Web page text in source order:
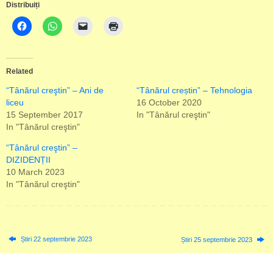
Distribuiți
Related
“Tânărul creştin” – Ani de
liceu
15 September 2017
In "Tânărul creştin"
“Tânărul creștin” – Tehnologia
16 October 2020
In "Tânărul creştin"
“Tânărul creştin” –
DIZIDENȚII
10 March 2023
In "Tânărul creştin"
Știri 22 septembrie 2023 Știri 25 septembrie 2023